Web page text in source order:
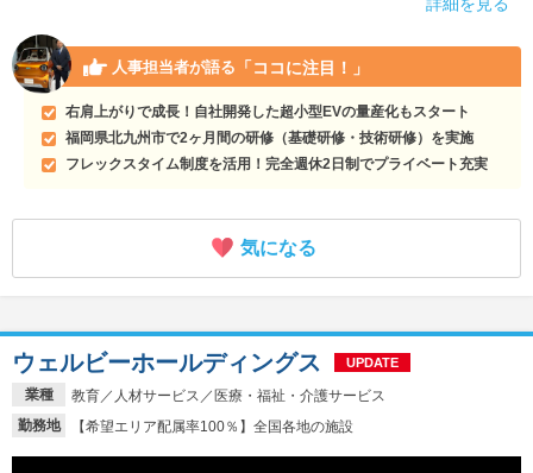
詳細を見る
人事担当者が語る 「ココに注目！」
右肩上がりで成長！自社開発した超小型EVの量産化もスタート
福岡県北九州市で2ヶ月間の研修（基礎研修・技術研修）を実施
フレックスタイム制度を活用！完全週休2日制でプライベート充実
気になる
業種
教育／人材サービス／医療・福祉・介護サービス
勤務地
【希望エリア配属率100％】全国各地の施設
ウェルビーホールディングス UPDATE